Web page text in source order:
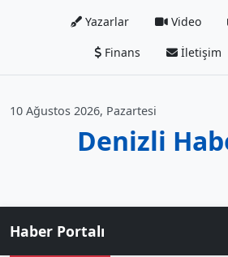
Yazarlar Video
Finans
İletişim
10 Ağustos 2026, Pazartesi
Denizli
Haber Portalı